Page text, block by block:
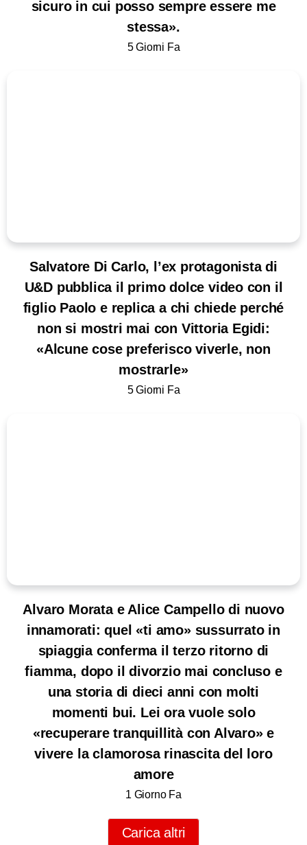
sicuro in cui posso sempre essere me
stessa».
5 Giorni Fa
Salvatore Di Carlo, l’ex protagonista di
U&D pubblica il primo dolce video con il
figlio Paolo e replica a chi chiede perché
non si mostri mai con Vittoria Egidi:
«Alcune cose preferisco viverle, non
mostrarle»
5 Giorni Fa
Alvaro Morata e Alice Campello di nuovo
innamorati: quel «ti amo» sussurrato in
spiaggia conferma il terzo ritorno di
fiamma, dopo il divorzio mai concluso e
una storia di dieci anni con molti
momenti bui. Lei ora vuole solo
«recuperare tranquillità con Alvaro» e
vivere la clamorosa rinascita del loro
amore
1 Giorno Fa
Carica altri